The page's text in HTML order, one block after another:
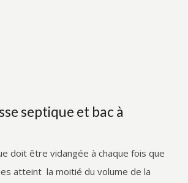
septique et bac à
doit être vidangée à chaque fois que
atteint la moitié du volume de la